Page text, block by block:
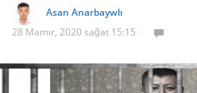
Asan Anarbaywlı
28 Mamır, 2020 sağat 15:15